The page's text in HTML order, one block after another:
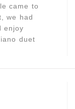
came to
we had
enjoy
duet